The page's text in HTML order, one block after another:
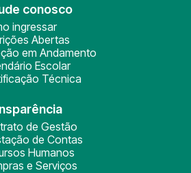
conosco
ingressar
Abertas
em Andamento
Escolar
Técnica
de Gestão
de Contas
Humanos
e Serviços